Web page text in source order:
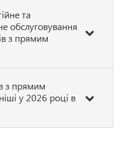
та
обслуговування
з прямим
з прямим
у 2026 році в